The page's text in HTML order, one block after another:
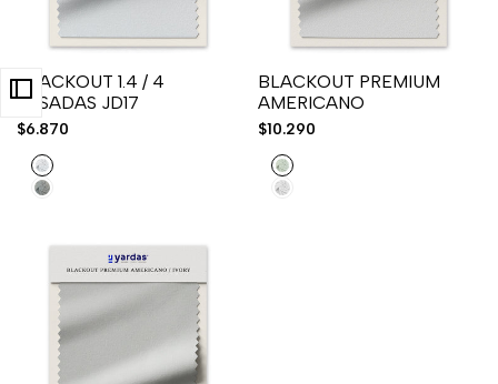
BLACKOUT 1.4 / 4
PASADAS JD17
Precio
venta
$6.870
White
Beige
BLACKOUT PREMIUM
AMERICANO
Precio
venta
$10.290
Ivory
Blanco